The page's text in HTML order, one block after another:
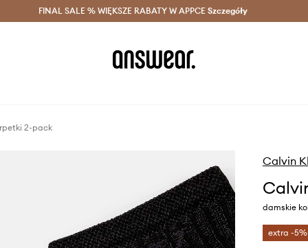
z Answear Club > Dostawa nawet w 24h >
FINAL SALE % WIĘKSZE RABATY W APPCE Szczegóły
2-pack
Calvin
damskie
extra -5%